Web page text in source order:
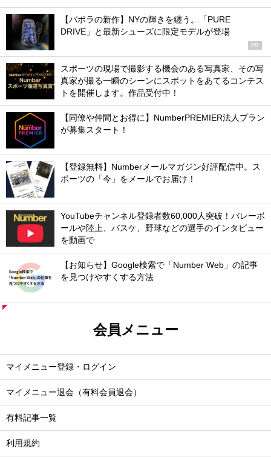
【バボラの新作】NYの輝きを纏う。「PURE
DRIVE」と最新シューズに限定モデルが登場
PR
スポーツの現場で撮影する機会のある写真家、その写
真家が撮る一瞬のシーンにスポットをあてるコンテス
トを開催します。作品受付中！
【同僚や仲間とお得に】NumberPREMIER法人プラン
が募集スタート！
【登録無料】Numberメールマガジン好評配信中。ス
ポーツの「今」をメールでお届け！
YouTubeチャンネル登録者数60,000人突破！バレーボ
ールや陸上、バスケ、野球などの選手のインタビュー
を動画で
【お知らせ】Google検索で「Number Web」の記事
を見つけやすくする方法
会員メニュー
マイメニュー登録・ログイン
マイメニュー退会（有料会員退会）
有料記事一覧
利用規約